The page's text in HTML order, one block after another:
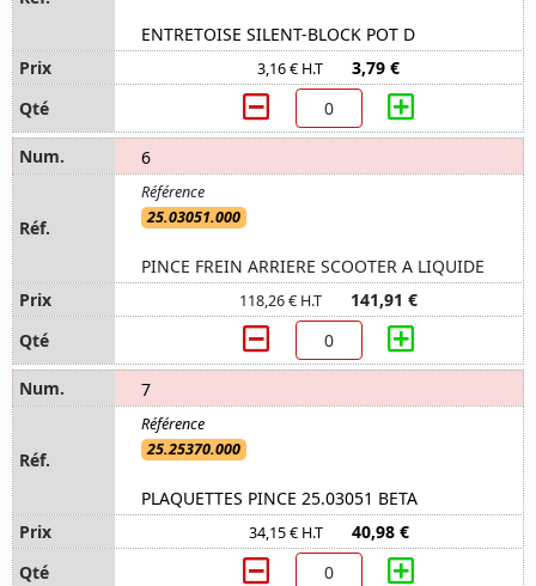
ENTRETOISE SILENT-BLOCK POT D
3,16 € H.T 3,79 €
6
25.03051.000
PINCE FREIN ARRIERE SCOOTER A LIQUIDE
118,26 € H.T 141,91 €
7
25.25370.000
PLAQUETTES PINCE 25.03051 BETA
34,15 € H.T 40,98 €